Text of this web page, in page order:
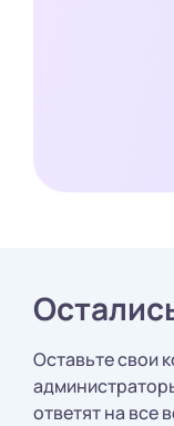
Оставьте свои
ответят на все